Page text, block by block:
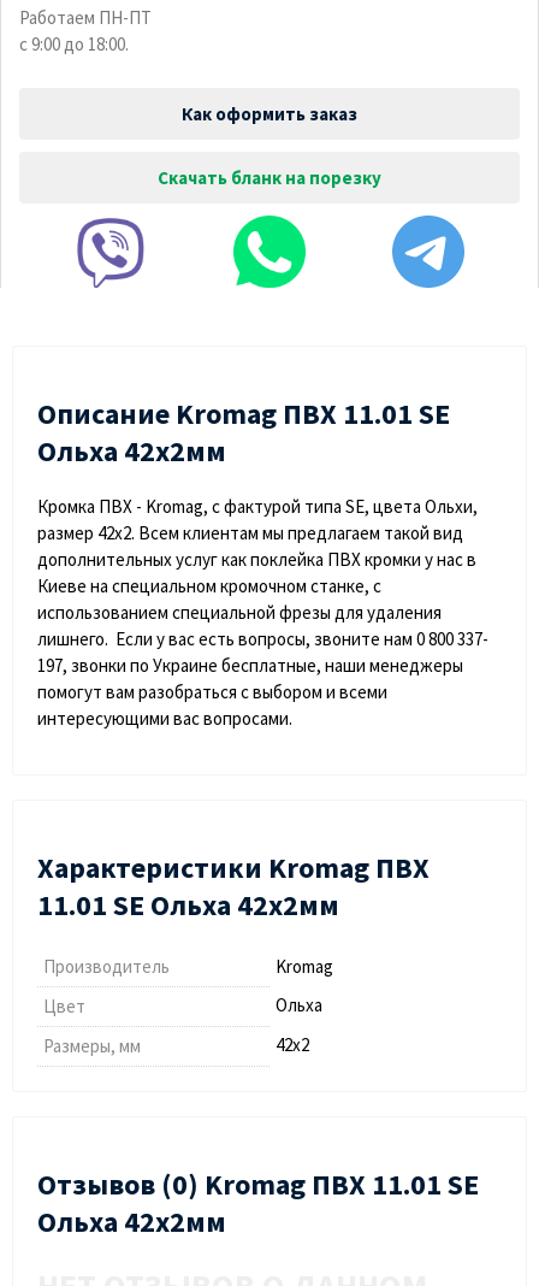
Работаем ПН-ПТ
с 9:00 до 18:00.
Как оформить заказ
Скачать бланк на порезку
Описание Kromag ПВХ 11.01 SЕ
Ольха 42х2мм
Кромка ПВХ - Kromag, с фактурой типа SE, цвета Ольхи,
размер 42х2. Всем клиентам мы предлагаем такой вид
дополнительных услуг как поклейка ПВХ кромки у нас в
Киеве на специальном кромочном станке, с
использованием специальной фрезы для удаления
лишнего. Если у вас есть вопросы, звоните нам 0 800 337-
197, звонки по Украине бесплатные, наши менеджеры
помогут вам разобраться с выбором и всеми
интересующими вас вопросами.
Характеристики Kromag ПВХ
11.01 SЕ Ольха 42х2мм
Производитель
Kromag
Цвет
Ольха
Размеры, мм
42х2
Отзывов (0) Kromag ПВХ 11.01 SЕ
Ольха 42х2мм